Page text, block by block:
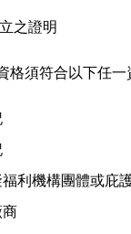
之證明
格須符合以下任一
利機構團體或庇
商